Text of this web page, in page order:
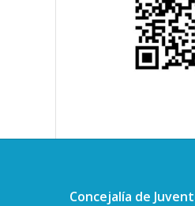
Concejalía de